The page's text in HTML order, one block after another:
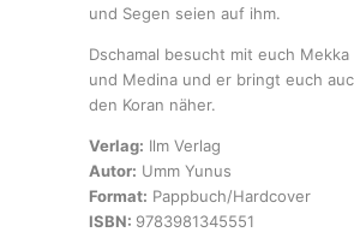
und Segen seien auf ihm.
Dschamal besucht mit euch Mekka
und Medina und er bringt euch
den Koran näher.
Verlag: Ilm Verlag
Autor: Umm Yunus
Format: Pappbuch/Hardcover
ISBN: 9783981345551